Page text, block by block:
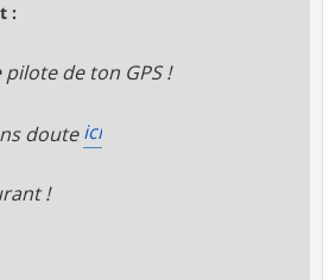
:
de ton GPS !
douteici
!